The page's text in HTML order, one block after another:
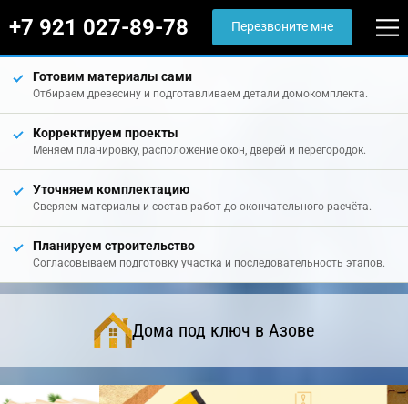
+7 921 027-89-78 Перезвоните мне
Готовим материалы сами
Отбираем древесину и подготавливаем детали домокомплекта.
Корректируем проекты
Меняем планировку, расположение окон, дверей и перегородок.
Уточняем комплектацию
Сверяем материалы и состав работ до окончательного расчёта.
Планируем строительство
Согласовываем подготовку участка и последовательность этапов.
Дома под ключ в Азове